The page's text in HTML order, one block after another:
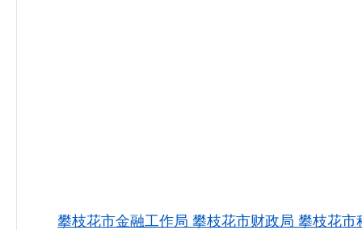
攀枝花市金融工作局 攀枝花市财政局 攀枝花